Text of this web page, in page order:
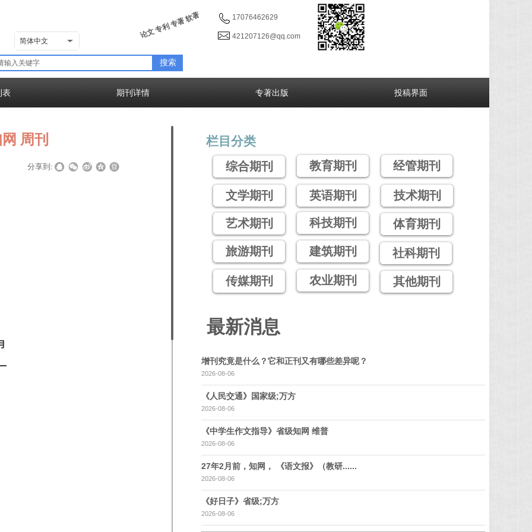
17076462629
421207126@qq.com
简体中文
论文 专利 专著 软著
搜索
表 期刊详情 专著出版 投稿界面
文学期刊
栏目分类
综合期刊
艺术期刊
旅游期刊
传媒期刊
教育期刊
英语期刊
科技期刊
建筑期刊
农业期刊
经管期刊
技术期刊
体育期刊
社科期刊
其他期刊
周刊
分享到:
最新消息
增刊究竟是什么？它和正刊又有哪些差异呢？
2026-08-06
《人民交通》国家级;万方
2026-08-06
《中学生作文指导》省级知网 维普
2026-08-06
27年2月前，知网， 《语文报》（教研......
2026-08-06
《好日子》省级;万方
2026-08-06